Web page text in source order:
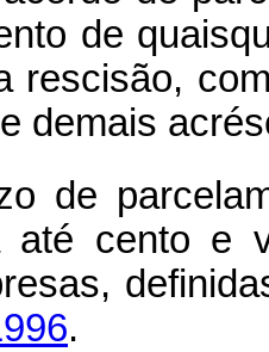
de
rescisão,
demais
de
até cento e
.